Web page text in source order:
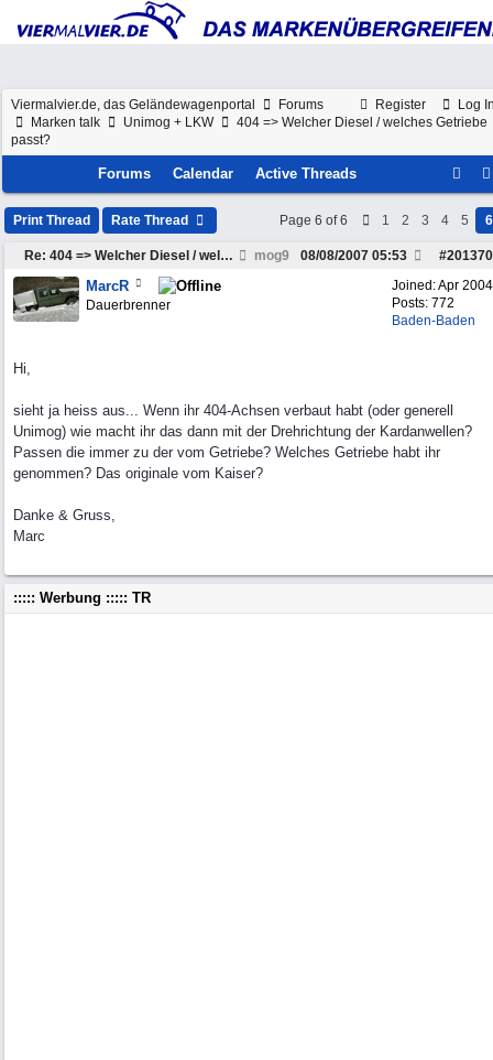
Register Log
Viermalvier.de, das Geländewagenportal
Forums
Marken talk
Unimog + LKW
404 => Welcher Diesel / welches Getriebe
passt?
Forums Calendar Active Threads
Print Thread Rate Thread Page 6 of 6 1 2 3 4 5 6
Re: 404 => Welcher Diesel / welches Getriebe passt mog9 #201370
08/08/2007 05:53
Joined:Apr 2004
Posts: 772
Baden-Baden
MarcR
Dauerbrenner
Hi,
sieht ja heiss aus... Wenn ihr 404-Achsen verbaut habt (oder generell
Unimog) wie macht ihr das dann mit der Drehrichtung der Kardanwellen?
Passen die immer zu der vom Getriebe? Welches Getriebe habt ihr
genommen? Das originale vom Kaiser?
Danke & Gruss,
Marc
::::: Werbung ::::: TR